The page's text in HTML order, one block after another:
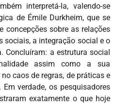
interpretá-la, valendo-se
de Émile Durkheim, que se
concepções sobre as relações
sociais, a integração social e o
Concluíram: a estrutura social
assim como a sua
caos de regras, de práticas e
verdade, os pesquisadores
exatamente o que hoje